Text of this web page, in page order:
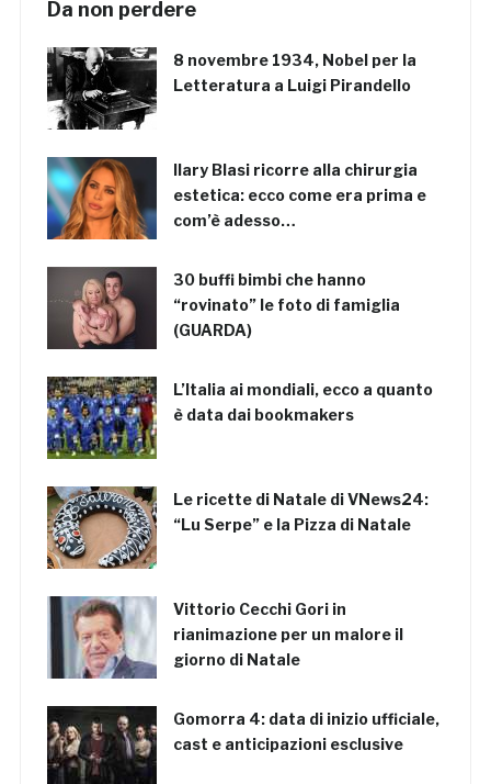
Da non perdere
8 novembre 1934, Nobel per la
Letteratura a Luigi Pirandello
Ilary Blasi ricorre alla chirurgia
estetica: ecco come era prima e
com’è adesso…
30 buffi bimbi che hanno
“rovinato” le foto di famiglia
(GUARDA)
L’Italia ai mondiali, ecco a quanto
è data dai bookmakers
Le ricette di Natale di VNews24:
“Lu Serpe” e la Pizza di Natale
Vittorio Cecchi Gori in
rianimazione per un malore il
giorno di Natale
Gomorra 4: data di inizio ufficiale,
cast e anticipazioni esclusive